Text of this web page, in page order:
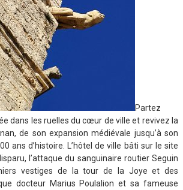
Partez
dans les ruelles du cœur de ville et revivez la
de son expansion médiévale jusqu’à son
ans d’histoire. L’hôtel de ville bâti sur le site
l’attaque du sanguinaire routier Seguin
vestiges de la tour de la Joye et des
docteur Marius Poulalion et sa fameuse